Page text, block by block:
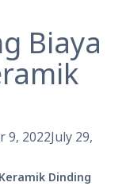
Biaya
9, 2022July 29,
Dinding